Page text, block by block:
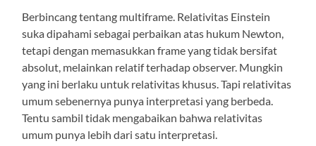
Berbincang tentang multiframe. Relativitas Einstein
suka dipahami sebagai perbaikan atas hukum Newton,
tetapi dengan memasukkan frame yang tidak bersifat
absolut, melainkan relatif terhadap observer. Mungkin
yang ini berlaku untuk relativitas khusus. Tapi relativitas
umum sebenernya punya interpretasi yang berbeda.
Tentu sambil tidak mengabaikan bahwa relativitas
umum punya lebih dari satu interpretasi.